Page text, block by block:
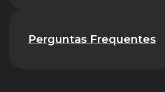
Perguntas Frequentes